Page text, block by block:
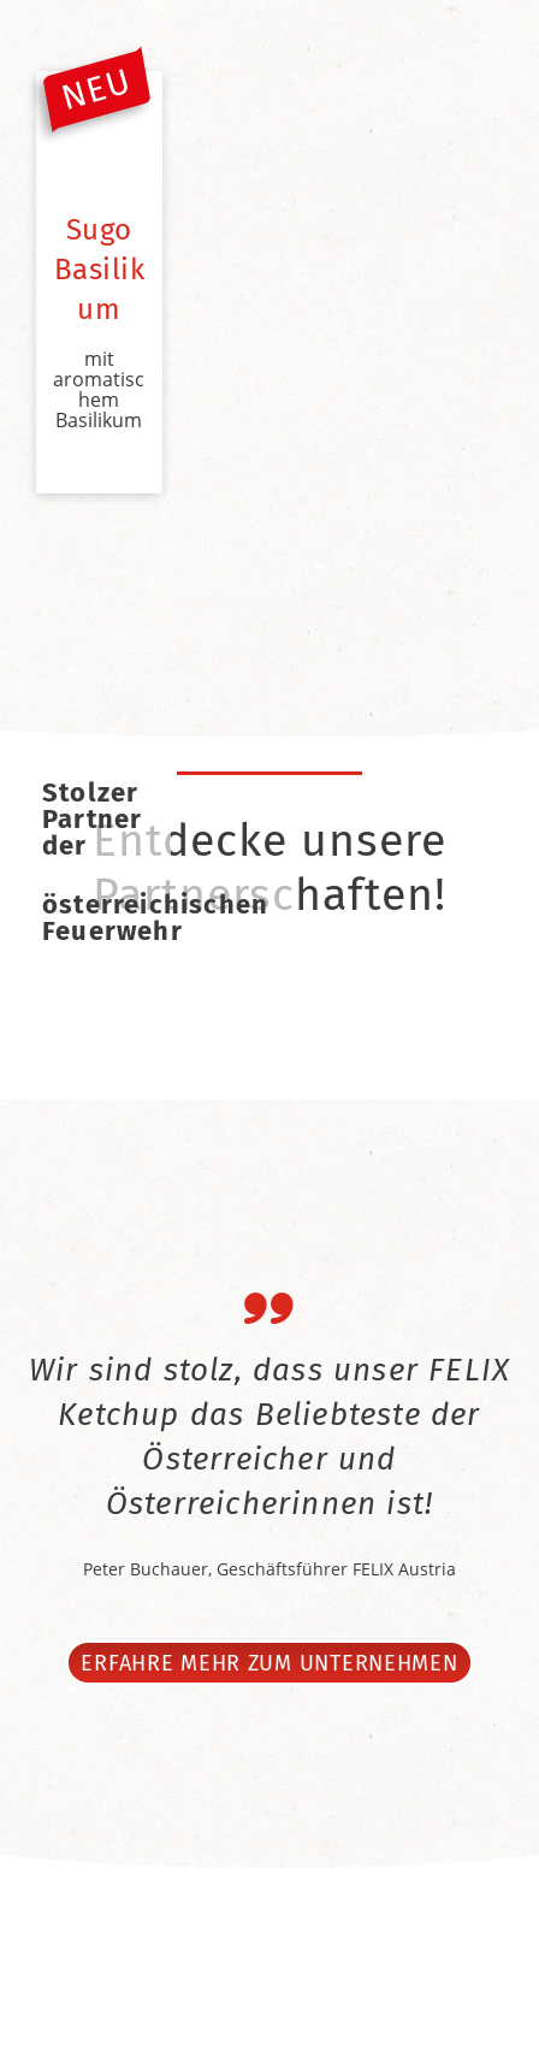
Sugo
Basilik
um
mit
aromatisc
hem
Basilikum
Entdecke unsere
Partnerschaften!
Stolzer
Partner
der
österreichischen
Feuerwehr
Wir sind stolz, dass unser FELIX
Ketchup das Beliebteste der
Österreicher und
Österreicherinnen ist!
Peter Buchauer, Geschäftsführer FELIX Austria
ERFAHRE MEHR ZUM UNTERNEHMEN